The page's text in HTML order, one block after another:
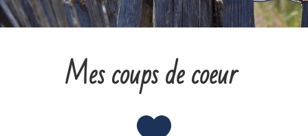
Mes coups de coeur